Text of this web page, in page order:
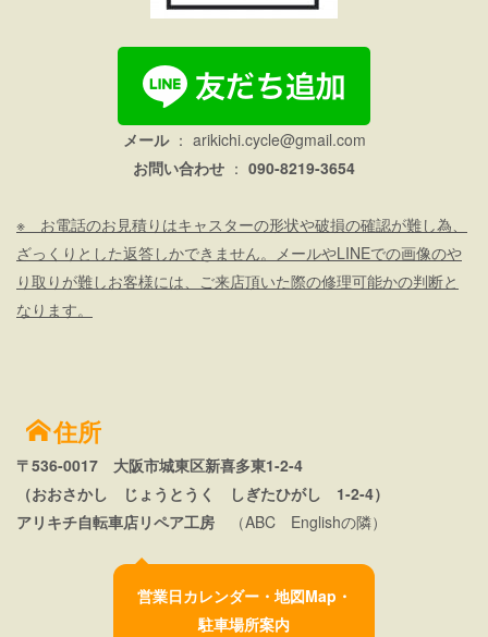
メール ： arikichi.cycle@gmail.com
お問い合わせ ： 090-8219-3654
※ お電話のお見積りはキャスターの形状や破損の確認が難し為、
ざっくりとした返答しかできません。メールやLINEでの画像のや
り取りが難しお客様には、ご来店頂いた際の修理可能かの判断と
なります。
住所
〒536-0017 大阪市城東区新喜多東1-2-4
（おおさかし じょうとうく しぎたひがし 1-2-4）
アリキチ自転車店リペア工房 （ABC Englishの隣）
営業日カレンダー・地図Map・
駐車場所案内